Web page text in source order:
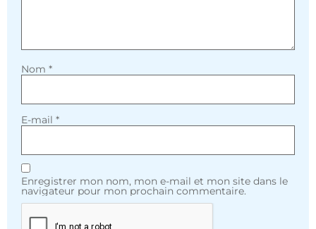
Nom *
E-mail *
Enregistrer mon nom, mon e-mail et mon site dans le
navigateur pour mon prochain commentaire.